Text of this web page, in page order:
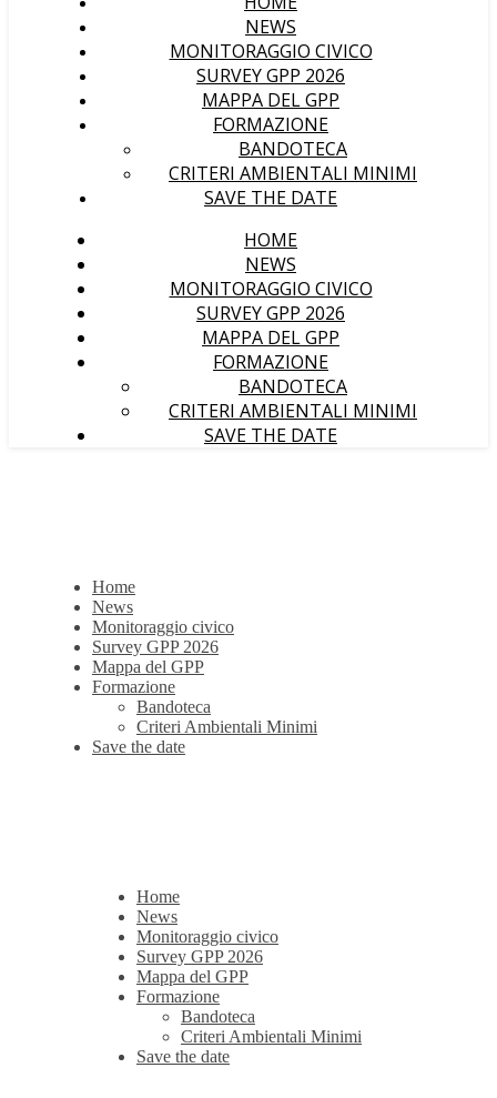
NEWS
MONITORAGGIO CIVICO
SURVEY GPP 2026
MAPPA DEL GPP
FORMAZIONE
BANDOTECA
CRITERI AMBIENTALI MINIMI
SAVE THE DATE
HOME
NEWS
MONITORAGGIO CIVICO
SURVEY GPP 2026
MAPPA DEL GPP
FORMAZIONE
BANDOTECA
CRITERI AMBIENTALI MINIMI
SAVE THE DATE
Home
News
Monitoraggio civico
Survey GPP 2026
Mappa del GPP
Formazione
Bandoteca
Criteri Ambientali Minimi
Save the date
Home
News
Monitoraggio civico
Survey GPP 2026
Mappa del GPP
Formazione
Bandoteca
Criteri Ambientali Minimi
Save the date